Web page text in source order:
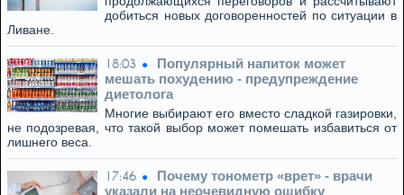
добиться новых договоренностей по ситуации в
Ливане.
18:03
Популярный напиток может
мешать похудению - предупреждение
диетолога
Многие выбирают его вместо сладкой газировки,
не подозревая, что такой выбор может помешать избавиться от
лишнего веса.
17:46
Почему тонометр «врет» - врачи
указали на неочевидную ошибку